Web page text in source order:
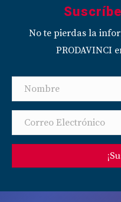
No te pierdas la
PRODAVINCI